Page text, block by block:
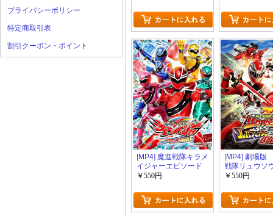
プライバシーポリシー
特定商取引表
割引クーポン・ポイント
[MP4] 魔進戦隊キラメ
イジャーエピソード
ZERO （1.36）
￥550円
[MP4] 劇場版
戦隊リュウソ
ーＶＳルパン
ャー （2.83）
￥550円